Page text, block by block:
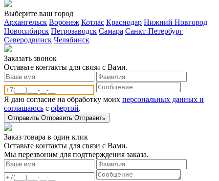
Выберите ваш город
Архангельск Воронеж Котлас Краснодар Нижний Новгород
Новосибирск Петрозаводск Самара Санкт-Петербург
Северодвинск Челябинск
Заказать звонoк
Оставьте контакты для связи с Вами.
Я даю согласие на обработку моих персональных данных и
соглашаюсь с офертой.
Отправить Отправить Отправить
Заказ товара в один клик
Оставьте контакты для связи с Вами.
Мы перезвоним для подтверждения заказа.